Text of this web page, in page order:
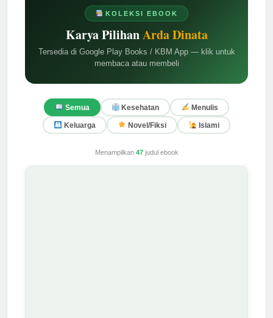
KOLEKSI EBOOK
Karya PilihanArda Dinata
Tersedia di Google Play Books / KBM App — klik untuk
membaca atau membeli
Semua Kesehatan Menulis
Keluarga Novel/Fiksi Islami
Menampilkan 47judul ebook